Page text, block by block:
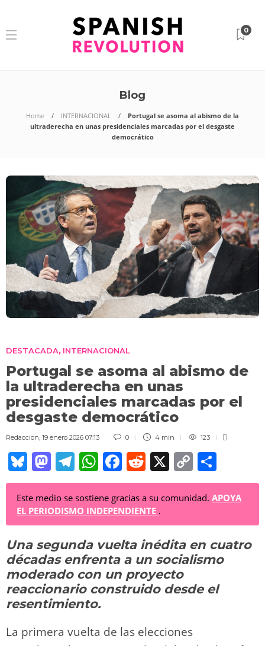
0
Blog
Home INTERNACIONAL
Portugal se asoma al abismo de la
ultraderecha en unas presidenciales marcadas por el desgaste
democrático
DESTACADA, INTERNACIONAL
Portugal se asoma al abismo de
la ultraderecha en unas
presidenciales marcadas por el
desgaste democrático
Redaccion 19 enero 2026 07:13 0 4 min 123
Bl
u
e
sk
y
M
a
st
o
d
o
n
T
el
e
gr
a
m
W
h
at
s
A
p
p
F
a
c
e
b
o
o
k
R
e
d
di
t
X C
o
p
Li
n
o
m
ar
tir
Este medio se sostiene gracias a su comunidad. APOYA
EL PERIODISMO INDEPENDIENTE .
Una segunda vuelta inédita en cuatro
décadas enfrenta a un socialismo
moderado con un proyecto
reaccionario construido desde el
resentimiento.
La primera vuelta de las elecciones